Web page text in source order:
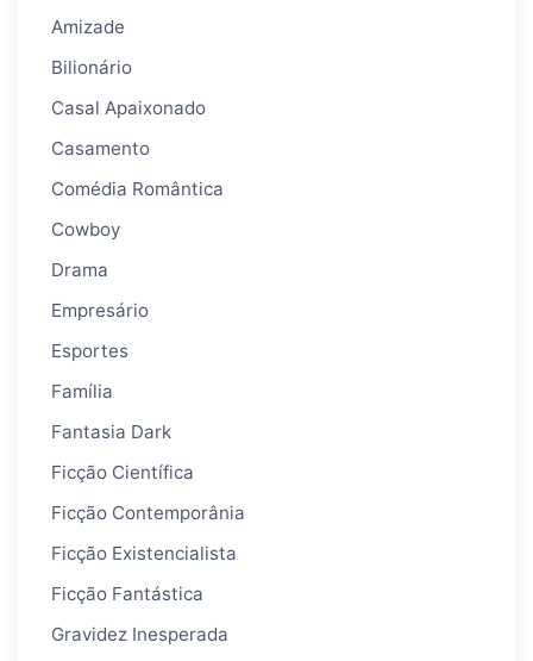
Amizade
Bilionário
Casal Apaixonado
Casamento
Comédia Romântica
Cowboy
Drama
Empresário
Esportes
Família
Fantasia Dark
Ficção Científica
Ficção Contemporânia
Ficção Existencialista
Ficção Fantástica
Gravidez Inesperada